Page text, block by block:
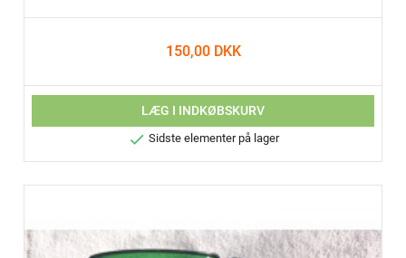
150,00 DKK
LÆG I INDKØBSKURV
 Sidste elementer på lager